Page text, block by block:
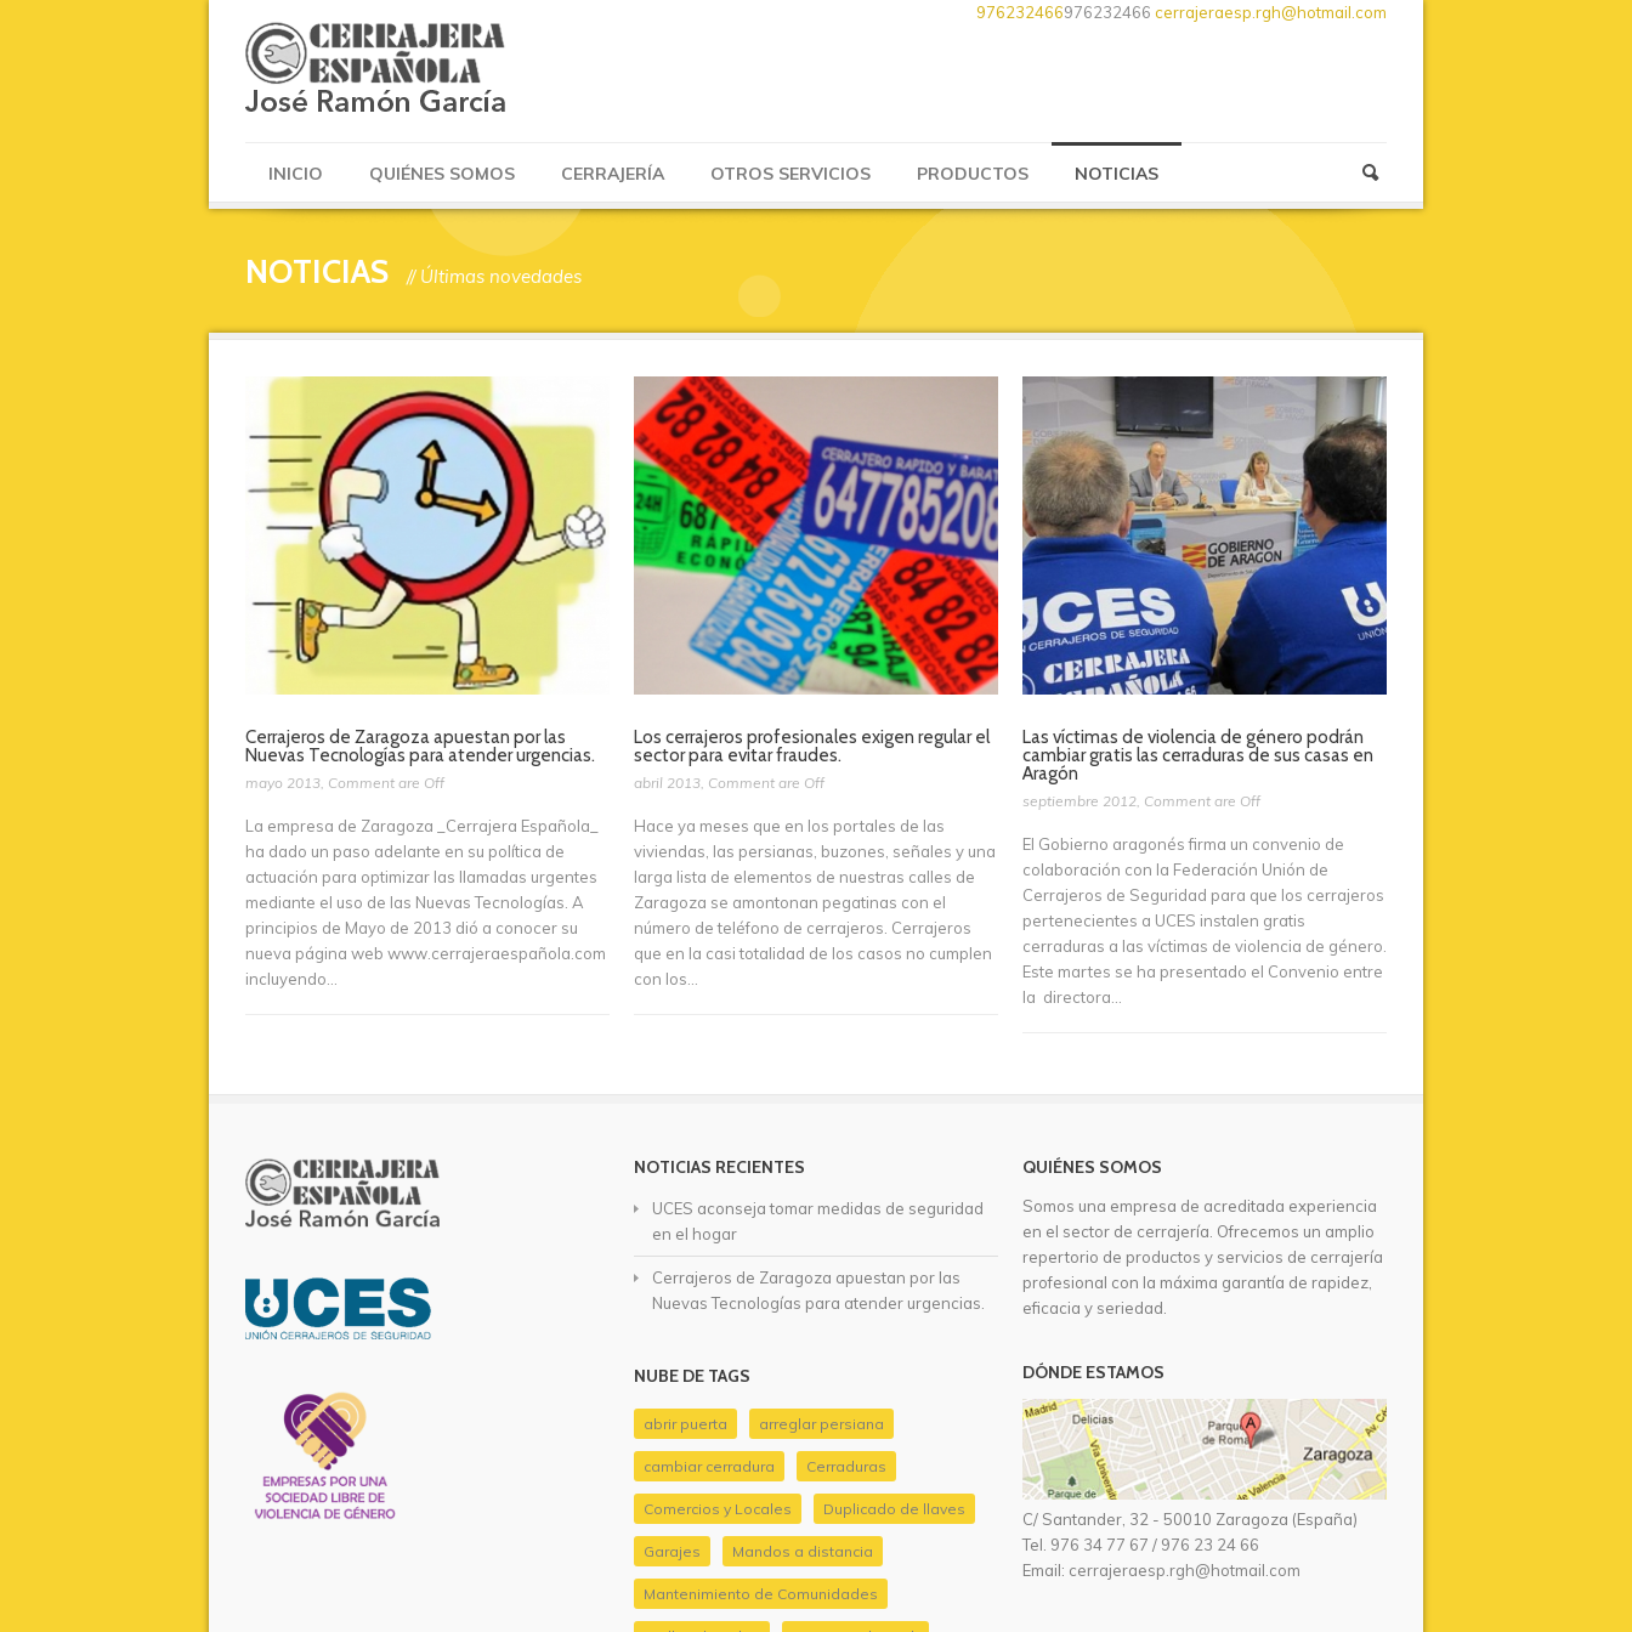
976232466976232466 cerrajeraesp.rgh@hotmail.com
INICIO QUIÉNES SOMOS CERRAJERÍA OTROS SERVICIOS PRODUCTOS NOTICIAS
NOTICIAS // Últimas novedades
Cerrajeros de Zaragoza apuestan por las
Nuevas Tecnologías para atender urgencias.
mayo 2013, Comment are Off
La empresa de Zaragoza _Cerrajera Española_
ha dado un paso adelante en su política de
actuación para optimizar las llamadas urgentes
mediante el uso de las Nuevas Tecnologías. A
principios de Mayo de 2013 dió a conocer su
nueva página web www.cerrajeraespañola.com
incluyendo...
Los cerrajeros profesionales exigen regular el
sector para evitar fraudes.
abril 2013, Comment are Off
Hace ya meses que en los portales de las
viviendas, las persianas, buzones, señales y una
larga lista de elementos de nuestras calles de
Zaragoza se amontonan pegatinas con el
número de teléfono de cerrajeros. Cerrajeros
que en la casi totalidad de los casos no cumplen
con los...
Las víctimas de violencia de género podrán
cambiar gratis las cerraduras de sus casas en
Aragón
septiembre 2012, Comment are Off
El Gobierno aragonés firma un convenio de
colaboración con la Federación Unión de
Cerrajeros de Seguridad para que los cerrajeros
pertenecientes a UCES instalen gratis
cerraduras a las víctimas de violencia de género.
Este martes se ha presentado el Convenio entre
la directora...
NOTICIAS RECIENTES
UCES aconseja tomar medidas de seguridad
en el hogar
Cerrajeros de Zaragoza apuestan por las
Nuevas Tecnologías para atender urgencias.
NUBE DE TAGS
abrir puerta arreglar persiana
cambiar cerradura Cerraduras
Comercios y Locales Duplicado de llaves
Garajes Mandos a distancia
Mantenimiento de Comunidades
QUIÉNES SOMOS
Somos una empresa de acreditada experiencia
en el sector de cerrajería. Ofrecemos un amplio
repertorio de productos y servicios de cerrajería
profesional con la máxima garantía de rapidez,
eficacia y seriedad.
DÓNDE ESTAMOS
C/ Santander, 32 - 50010 Zaragoza (España)
Tel. 976 34 77 67 / 976 23 24 66
Email: cerrajeraesp.rgh@hotmail.com